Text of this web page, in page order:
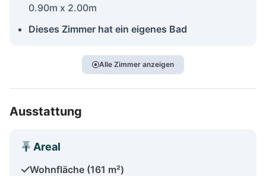
0.90m x 2.00m
Dieses Zimmer hat ein eigenes Bad
Alle Zimmer anzeigen
Ausstattung
Areal
Wohnfläche (161 m²)